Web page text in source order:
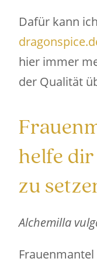
Dafür kann
hier immer
der Qualität
helfe dir
zu
Alchemilla